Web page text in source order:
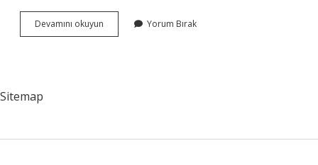
Devamını okuyun
Bağırsak
Yorum Bırak
Sitemap